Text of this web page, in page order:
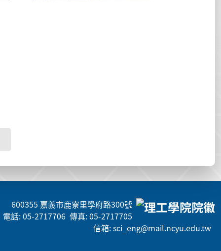
600355 嘉義市鹿寮里學府路300號
電話: 05-2717706 傳真: 05-2717705
信箱: sci_eng@mail.ncyu.edu.tw